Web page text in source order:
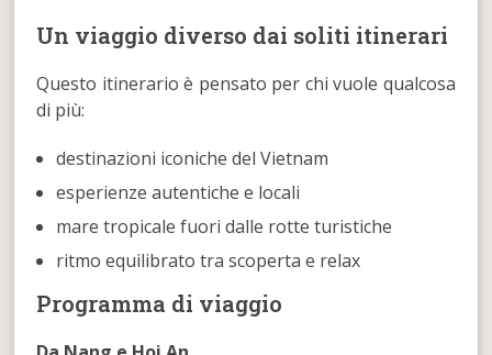
Un viaggio diverso dai soliti itinerari
Questo itinerario è pensato per chi vuole qualcosa
di più:
destinazioni iconiche del Vietnam
esperienze autentiche e locali
mare tropicale fuori dalle rotte turistiche
ritmo equilibrato tra scoperta e relax
Programma di viaggio